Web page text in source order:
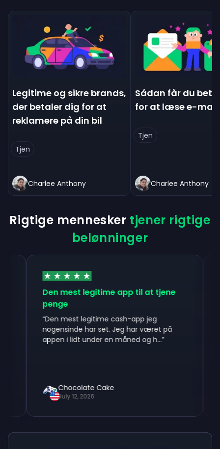
Legitime og sikre brands,
der betaler dig for at
reklamere på din bil
Tjen
Charlee Anthony
Sådan får du
for at læse e-
Tjen
Charlee Anthony
Rigtige mennesker tjener rigtige
belønninger
Den mest legitime app til at tjene
Den mest legitime cash-app jeg
nogensinde har set. Jeg har været på
appen i lidt under en måned og h...”
Chocolate Cake
July 12, 2026